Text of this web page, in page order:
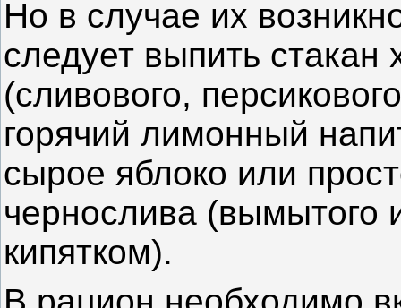
Но в случае их
следует выпить
(сливового,
горячий лимонный
сырое яблоко или
чернослива (вымытого
кипятком).